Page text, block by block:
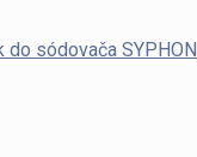
sódovača SYPHON